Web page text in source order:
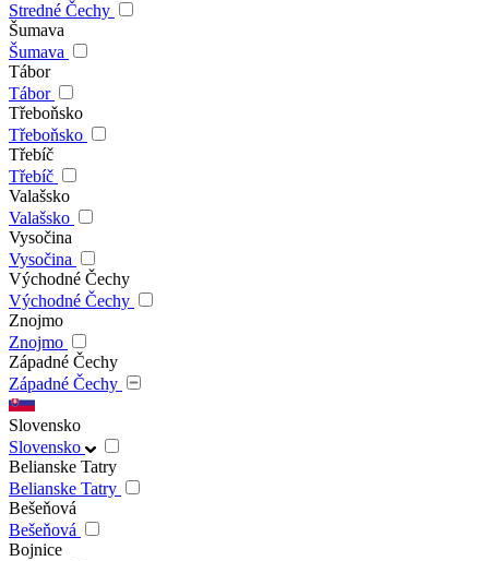
Stredné Čechy
Šumava
Šumava
Tábor
Tábor
Třeboňsko
Třeboňsko
Třebíč
Třebíč
Valašsko
Valašsko
Vysočina
Vysočina
Východné Čechy
Východné Čechy
Znojmo
Znojmo
Západné Čechy
Západné Čechy
Slovensko
Slovensko
Belianske Tatry
Belianske Tatry
Bešeňová
Bešeňová
Bojnice